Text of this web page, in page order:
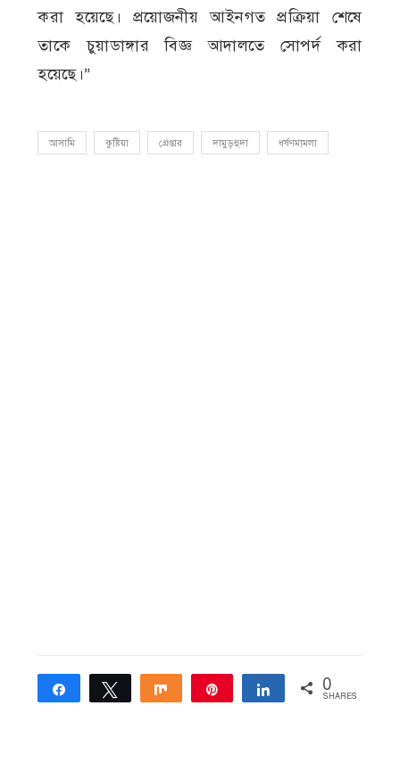
করা হয়েছে। প্রয়োজনীয় আইনগত প্রক্রিয়া শেষে
তাকে চুয়াডাঙ্গার বিজ্ঞ আদালতে সোপর্দ করা
হয়েছে।”
আসামি কুষ্টিয়া গ্রেপ্তার দামুড়হুদা ধর্ষণমামলা
Share Tweet Share Share 0
SHARES